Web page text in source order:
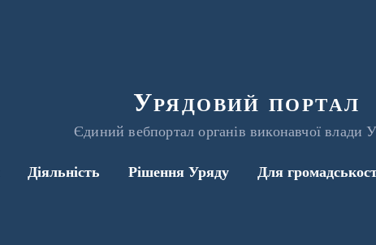
Урядовий портал
Єдиний вебпортал органів виконавчої влади
Діяльність Рішення Уряду Для